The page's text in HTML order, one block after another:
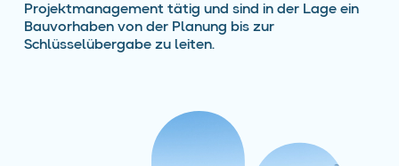
Projektmanagement tätig und sind in der Lage ein
Bauvorhaben von der Planung bis zur
Schlüsselübergabe zu leiten.